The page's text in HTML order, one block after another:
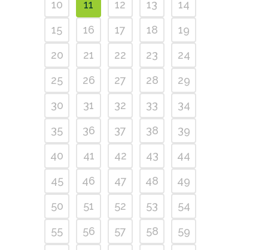
10
11 12 13
14
15
16 17 18
19
20
21 22 23
24
25
26 27 28
29
30
31 32 33
34
35
36 37 38
39
40
41 42 43
44
45
46 47 48
49
50
51 52 53
54
55
56 57 58
59